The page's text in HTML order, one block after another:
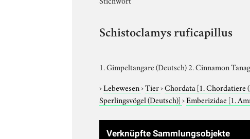
Schistoclamys ruficapillus
1. Gimpeltangare (Deutsch) 2. Cinnamon
›Lebewesen›Tier›Chordata [1. Chordatiere
Sperlingsvögel (Deutsch)]›Emberizidae [1.
Verknüpfte Sammlungsobjekte